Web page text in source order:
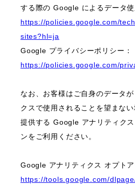
する際の Google によるデータ使
https://policies.google.com/
sites?hl=ja
Google プライバシーポリシー：
https://policies.google.com/
なお、お客様はご自身のデータ
クスで使用されることを望まな
提供する Google アナリティク
ンをご利用ください。
Google アナリティクス オプトア
https://tools.google.com/